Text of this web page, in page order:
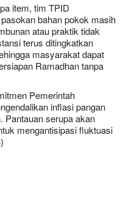
item, tim TPID
bahan pokok masih
atau praktik tidak
terus ditingkatkan
masyarakat dapat
Ramadhan tanpa
Pemerintah
inflasi pangan
Pantauan serupa akan
mengantisipasi fluktuasi